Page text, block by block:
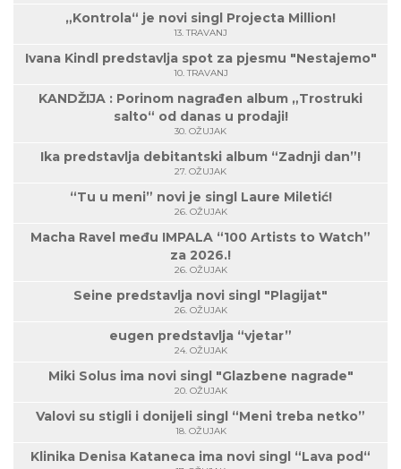
„Kontrola“ je novi singl Projecta Million!
13. TRAVANJ
Ivana Kindl predstavlja spot za pjesmu "Nestajemo"
10. TRAVANJ
KANDŽIJA : Porinom nagrađen album „Trostruki
salto“ od danas u prodaji!
30. OŽUJAK
Ika predstavlja debitantski album “Zadnji dan”!
27. OŽUJAK
“Tu u meni” novi je singl Laure Miletić!
26. OŽUJAK
Macha Ravel među IMPALA “100 Artists to Watch”
za 2026.!
26. OŽUJAK
Seine predstavlja novi singl "Plagijat"
26. OŽUJAK
eugen predstavlja “vjetar”
24. OŽUJAK
Miki Solus ima novi singl "Glazbene nagrade"
20. OŽUJAK
Valovi su stigli i donijeli singl “Meni treba netko”
18. OŽUJAK
Klinika Denisa Kataneca ima novi singl “Lava pod“